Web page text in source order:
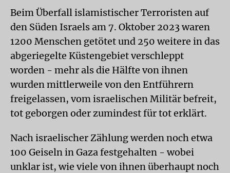
Beim Überfall islamistischer Terroristen auf
den Süden Israels am 7. Oktober 2023 waren
1200 Menschen getötet und 250 weitere in das
abgeriegelte Küstengebiet verschleppt
worden - mehr als die Hälfte von ihnen
wurden mittlerweile von den Entführern
freigelassen, vom israelischen Militär befreit,
tot geborgen oder zumindest für tot erklärt.
Nach israelischer Zählung werden noch etwa
100 Geiseln in Gaza festgehalten - wobei
unklar ist, wie viele von ihnen überhaupt noch